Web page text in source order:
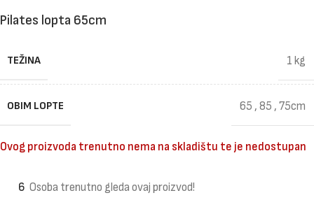
Pilates lopta 65cm
TEŽINA 1 kg
OBIM LOPTE 65 , 85 , 75cm
Ovog proizvoda trenutno nema na skladištu te je nedostupan
6 Osoba trenutno gleda ovaj proizvod!